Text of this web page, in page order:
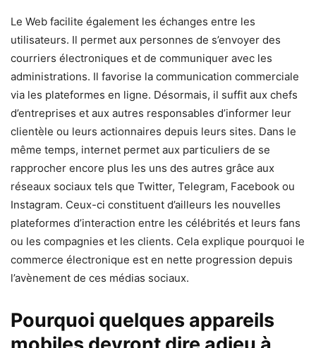
Le Web facilite également les échanges entre les
utilisateurs. Il permet aux personnes de s’envoyer des
courriers électroniques et de communiquer avec les
administrations. Il favorise la communication commerciale
via les plateformes en ligne. Désormais, il suffit aux chefs
d’entreprises et aux autres responsables d’informer leur
clientèle ou leurs actionnaires depuis leurs sites. Dans le
même temps, internet permet aux particuliers de se
rapprocher encore plus les uns des autres grâce aux
réseaux sociaux tels que Twitter, Telegram, Facebook ou
Instagram. Ceux-ci constituent d’ailleurs les nouvelles
plateformes d’interaction entre les célébrités et leurs fans
ou les compagnies et les clients. Cela explique pourquoi le
commerce électronique est en nette progression depuis
l’avènement de ces médias sociaux.
Pourquoi quelques appareils